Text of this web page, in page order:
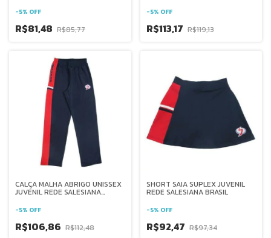
-5% OFF
R$81,48 R$85,77
-5% OFF
R$113,17 R$119,13
CALÇA MALHA ABRIGO UNISSEX
JUVENIL REDE SALESIANA
-5% OFF
R$106,86 R$112,48
SHORT SAIA SUPLEX JUVENIL
REDE SALESIANA BRASIL
-5% OFF
R$92,47 R$97,34